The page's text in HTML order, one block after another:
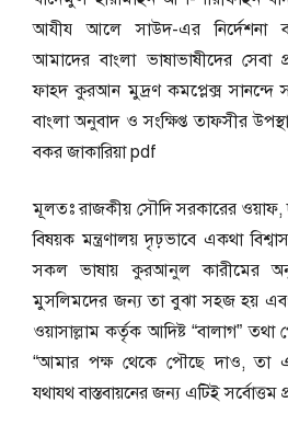
আযীয আলে সাউদ-এর নির্দেশনা
আমাদের বাংলা ভাষাভাষীদের সেবা
ফাহদ কুরআন মুদ্রণ কমপ্লেক্স সানন্দে
বাংলা অনুবাদ ও সংক্ষিপ্ত তাফসীর
বকর জাকারিয়া pdf
মূলতঃ রাজকীয় সৌদি সরকারের
বিষয়ক মন্ত্রণালয় দৃঢ়ভাবে একথা
সকল ভাষায় কুরআনুল কারীমের
মুসলিমদের জন্য তা বুঝা সহজ হয় এবং
ওয়াসাল্লাম কর্তৃক আদিষ্ট “বালাগ” তথা
“আমার পক্ষ থেকে পৌছে দাও, তা
যথাযথ বাস্তবায়নের জন্য এটিই সর্বোত্তম